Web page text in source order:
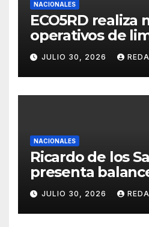
NACIONALES
ECO5RD realiza
operativos de
diferentes
municipios del
JULIO 30, 2026
NACIONALES
Ricardo de los
presenta
con 416
y avances
Senado
JULIO 30, 2026